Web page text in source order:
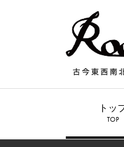
トッ
TOP